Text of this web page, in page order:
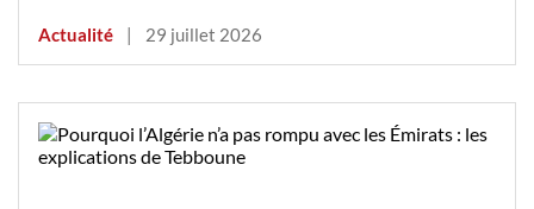
Actualité | 29 juillet 2026